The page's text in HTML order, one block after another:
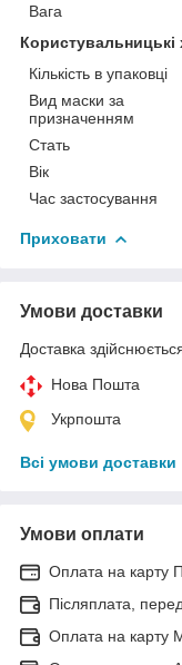
Вага
Користувальницькі
Кількість в упаковці
Вид маски за
призначенням
Стать
Вік
Час застосування
Приховати
Умови доставки
Доставка
Нова Пошта
Укрпошта
Всі умови доставки
Умови оплати
Оплата на карту
Післяплата,
Оплата на карту